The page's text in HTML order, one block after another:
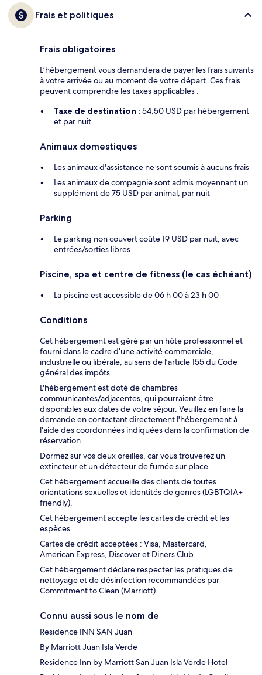
Frais et politiques
Frais obligatoires
L’hébergement vous demandera de payer les frais suivants
à votre arrivée ou au moment de votre départ. Ces frais
peuvent comprendre les taxes applicables :
Taxe de destination : 54.50 USD par hébergement
et par nuit
Animaux domestiques
Les animaux d'assistance ne sont soumis à aucuns frais
Les animaux de compagnie sont admis moyennant un
supplément de 75 USD par animal, par nuit
Parking
Le parking non couvert coûte 19 USD par nuit, avec
entrées/sorties libres
Piscine, spa et centre de fitness (le cas échéant)
La piscine est accessible de 06 h 00 à 23 h 00
Conditions
Cet hébergement est géré par un hôte professionnel et
fourni dans le cadre d’une activité commerciale,
industrielle ou libérale, au sens de l’article 155 du Code
général des impôts
L'hébergement est doté de chambres
communicantes/adjacentes, qui pourraient être
disponibles aux dates de votre séjour. Veuillez en faire la
demande en contactant directement l'hébergement à
l'aide des coordonnées indiquées dans la confirmation de
réservation.
Dormez sur vos deux oreilles, car vous trouverez un
extincteur et un détecteur de fumée sur place.
Cet hébergement accueille des clients de toutes
orientations sexuelles et identités de genres (LGBTQIA+
friendly).
Cet hébergement accepte les cartes de crédit et les
espèces.
Cartes de crédit acceptées : Visa, Mastercard,
American Express, Discover et Diners Club.
Cet hébergement déclare respecter les pratiques de
nettoyage et de désinfection recommandées par
Commitment to Clean (Marriott).
Connu aussi sous le nom de
Residence INN SAN Juan
By Marriott Juan Isla Verde
Residence Inn by Marriott San Juan Isla Verde Hotel